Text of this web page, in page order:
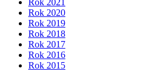
Rok 2021
Rok 2020
Rok 2019
Rok 2018
Rok 2017
Rok 2016
Rok 2015